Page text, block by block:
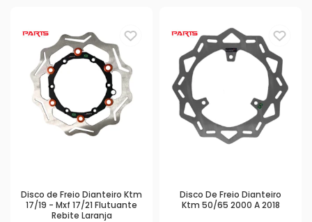
Disco de Freio Dianteiro Ktm
17/19 - Mxf 17/21 Flutuante
Rebite Laranja
Disco De Freio Dianteiro
Ktm 50/65 2000 A 2018